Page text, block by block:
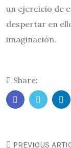
un ejercicio de
despertar en
imaginación.
Share:
PREVIOUS